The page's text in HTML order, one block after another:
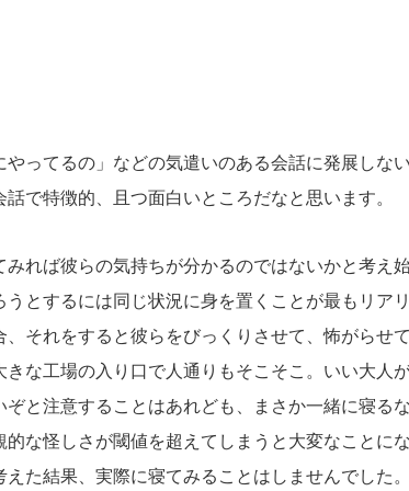
ってるの」などの気遣いのある会話に発展しな
で特徴的、且つ面白いところだなと思います。
れば彼らの気持ちが分かるのではないかと考え
とするには同じ状況に身を置くことが最もリア
、それをすると彼らをびっくりさせて、怖がらせ
きな工場の入り口で人通りもそこそこ。いい大人
と注意することはあれども、まさか一緒に寝る
な怪しさが閾値を超えてしまうと大変なことに
えた結果、実際に寝てみることはしませんでした